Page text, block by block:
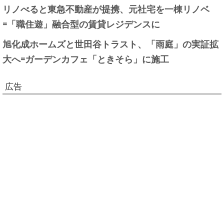
リノべると東急不動産が提携、元社宅を一棟リノベ
=「職住遊」融合型の賃貸レジデンスに
旭化成ホームズと世田谷トラスト、「雨庭」の実証拡
大へ=ガーデンカフェ「ときそら」に施工
広告